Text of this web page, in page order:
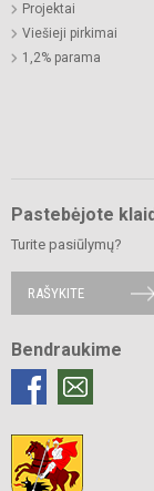
Projektai
Viešieji pirkimai
1,2% parama
Pastebėjote
Turite pasiūlymų?
RAŠYKITE
Bendraukime